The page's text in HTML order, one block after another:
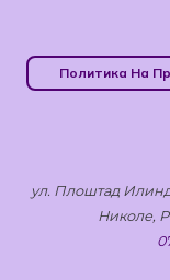
Политика На
ул. Плоштад
Николе,